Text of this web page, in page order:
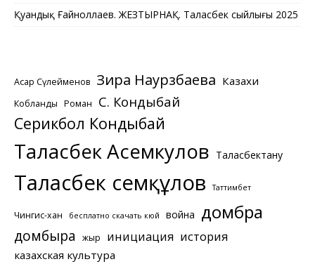
Қуандық Ғайноллаев. ЖЕЗТЫРНАҚ. Таласбек сыйлығы 2025
Асқар Сүлейменов Зира Наурзбаева Казахи
Кобланды Роман С. Кондыбай
Серикбол Кондыбай
Таласбек Асемкулов Таласбектану
Таласбек Әсемқұлов Таттимбет
Чингис-хан бесплатно скачать кюй война домбра
домбыра жыр инициация история
казахская культура